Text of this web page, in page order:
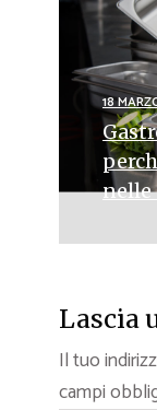
18
nelle
Lascia
Il tuo
campi